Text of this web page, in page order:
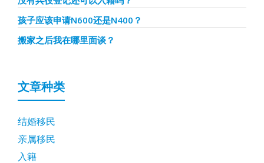
孩子应该申请N600还是N400？
搬家之后我在哪里面谈？
文章种类
结婚移民
亲属移民
入籍